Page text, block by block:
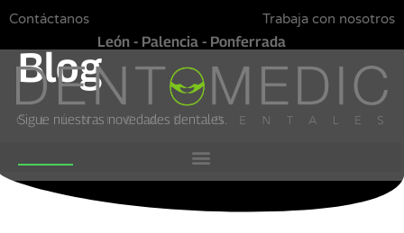
Contáctanos Trabaja con nosotros
León - Palencia - Ponferrada
Blog
Sigue nuestras novedades dentales.